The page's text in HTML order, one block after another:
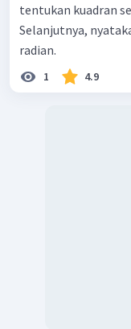
tentukan kuadran
Selanjutnya,
radian.
1 4.9